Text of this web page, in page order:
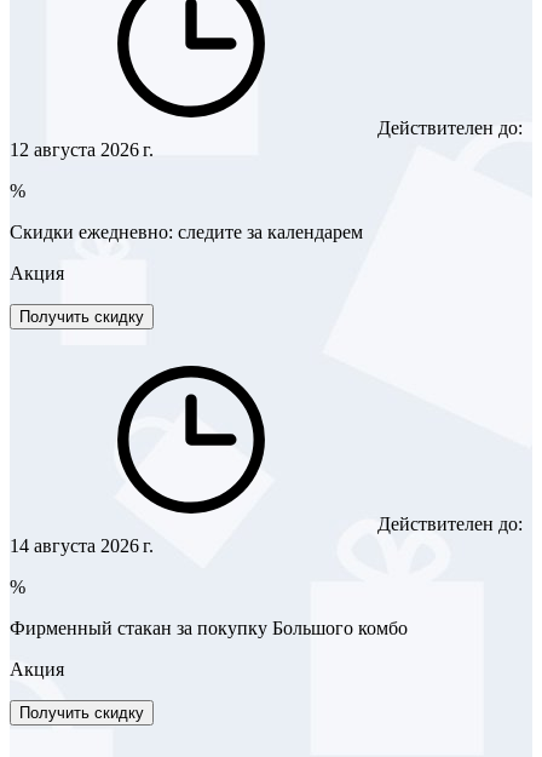
Действителен до:
12 августа 2026 г.
%
Скидки ежедневно: следите за календарем
Акция
Получить скидку
Действителен до:
14 августа 2026 г.
%
Фирменный стакан за покупку Большого комбо
Акция
Получить скидку